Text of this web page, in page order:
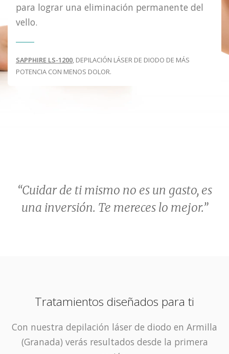
para lograr una eliminación permanente del
vello.
SAPPHIRE LS-1200, DEPILACIÓN LÁSER DE DIODO DE MÁS
POTENCIA CON MENOS DOLOR.
“Cuidar de ti mismo no es un gasto, es
una inversión. Te mereces lo mejor.”
Tratamientos diseñados para ti
Con nuestra depilación láser de diodo en Armilla
(Granada) verás resultados desde la primera